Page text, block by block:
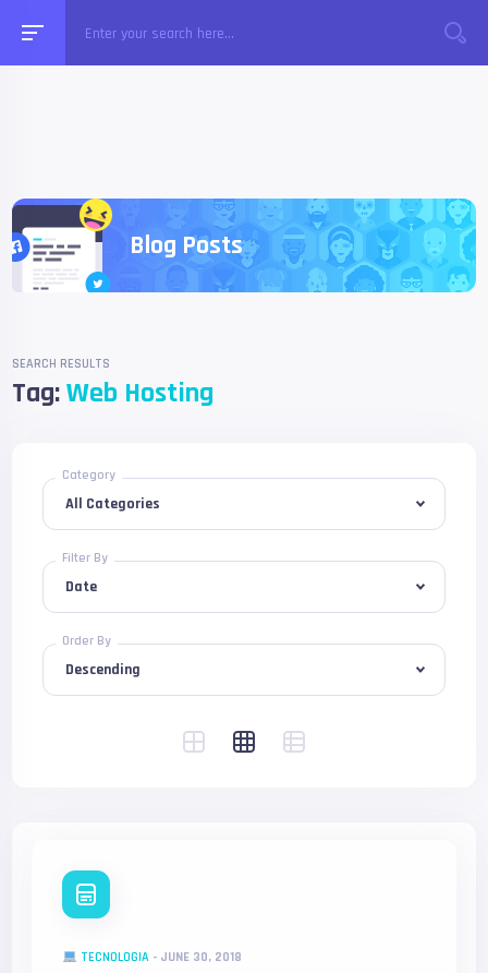
Blog Posts
SEARCH RESULTS
Tag:Web Hosting
Category
Filter By
Order By
TECNOLOGIA- JUNE 30, 2018